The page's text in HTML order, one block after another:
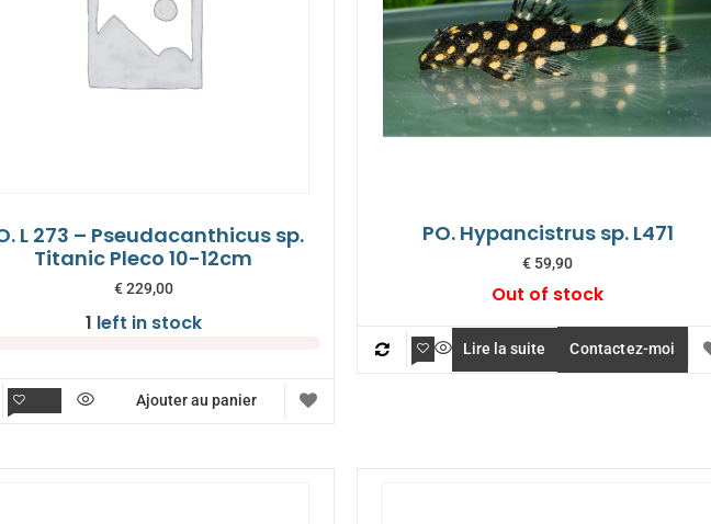
L 273 – Pseudacanthicus sp.
Titanic Pleco 10-12cm
€229,00
1 left in stock
Ajouter au panier
PO. Hypancistrus sp. L471
€ 59,90
Out of stock
Lire la suite Contactez-moi